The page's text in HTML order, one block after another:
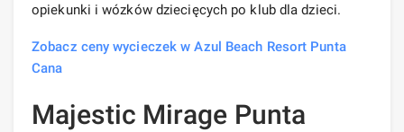
opiekunki i wózków dziecięcych po klub dla dzieci.
Zobacz ceny wycieczek w Azul Beach Resort Punta
Cana
Majestic Mirage Punta